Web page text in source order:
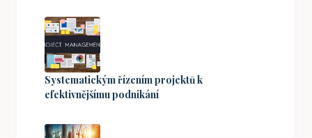
Systematickým řízením projektů k
efektivnějšímu podnikání